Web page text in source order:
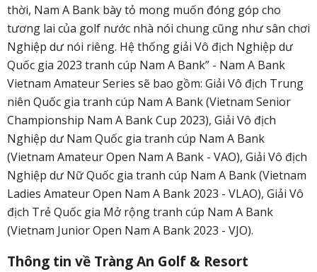
thời, Nam A Bank bày tỏ mong muốn đóng góp cho
tương lai của golf nước nhà nói chung cũng như sân chơi
Nghiệp dư nói riêng. Hệ thống giải Vô địch Nghiệp dư
Quốc gia 2023 tranh cúp Nam A Bank” - Nam A Bank
Vietnam Amateur Series sẽ bao gồm: Giải Vô địch Trung
niên Quốc gia tranh cúp Nam A Bank (Vietnam Senior
Championship Nam A Bank Cup 2023), Giải Vô địch
Nghiệp dư Nam Quốc gia tranh cúp Nam A Bank
(Vietnam Amateur Open Nam A Bank - VAO), Giải Vô địch
Nghiệp dư Nữ Quốc gia tranh cúp Nam A Bank (Vietnam
Ladies Amateur Open Nam A Bank 2023 - VLAO), Giải Vô
địch Trẻ Quốc gia Mở rộng tranh cúp Nam A Bank
(Vietnam Junior Open Nam A Bank 2023 - VJO).
Thông tin về Tràng An Golf & Resort